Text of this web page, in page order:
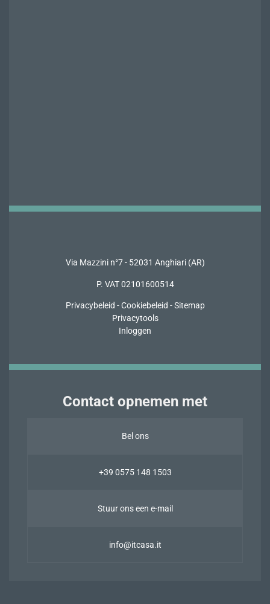
Via Mazzini n°7 - 52031 Anghiari (AR)
P. VAT 02101600514
Privacybeleid -Cookiebeleid -Sitemap
Privacytools
Inloggen
Contact opnemen met
Bel ons
+39 0575 148 1503
Stuur ons een e-mail
info@itcasa.it